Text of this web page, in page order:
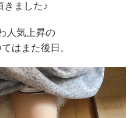
きました♪
人気上昇の
はまた後日。